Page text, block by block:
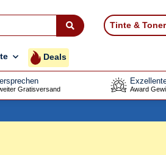
Tinte &
Deals
Gratisversand Award